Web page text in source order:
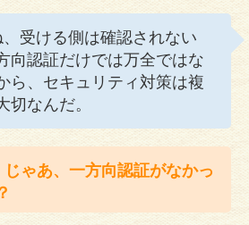
受ける側は確認されない
向認証だけでは万全ではな
ら、セキュリティ対策は複
切なんだ。
ゃあ、一方向認証がなかっ